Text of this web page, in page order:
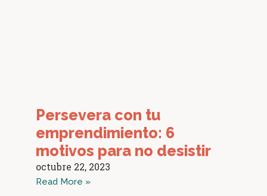
Persevera con tu
emprendimiento: 6
motivos para no desistir
octubre 22, 2023
Read More »